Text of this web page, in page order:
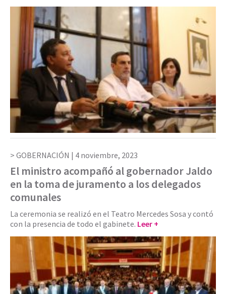
GOBERNACIÓN | 4 noviembre, 2023
El ministro acompañó al gobernador Jaldo
en la toma de juramento a los delegados
comunales
La ceremonia se realizó en el Teatro Mercedes Sosa y contó
con la presencia de todo el gabinete. Leer +